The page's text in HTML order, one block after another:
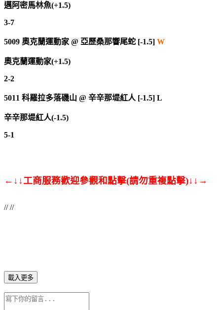
邁阿密馬林魚(+1.5)
3-7
5009 奧克蘭運動家 @ 亞歷桑那響尾蛇 [-1.5] W
奧克蘭運動家(+1.5)
2-2
5011 科羅拉多落磯山 @ 辛辛那堤紅人 [-1.5] L
辛辛那堤紅人(-1.5)
5-1
←↓↓工商服務歡迎參觀和點擊(請勿重複點擊)↓↓→
// //
載入更多